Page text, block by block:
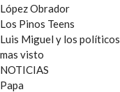
López Obrador
Los Pinos Teens
Luis Miguel y los políticos
mas visto
NOTICIAS
Papa